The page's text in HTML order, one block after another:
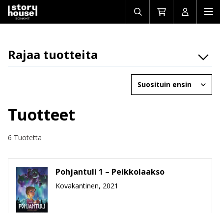
Avaa/sulje
haku
Siirry
ostoskoriin
Avaa/
Rajaa tuotteita
Osasto
Tuotemuoto
Hinta
Järjestä
Tuotteet
6 Tuotetta
Pohjantuli 1 – Peikkolaakso
Kovakantinen, 2021